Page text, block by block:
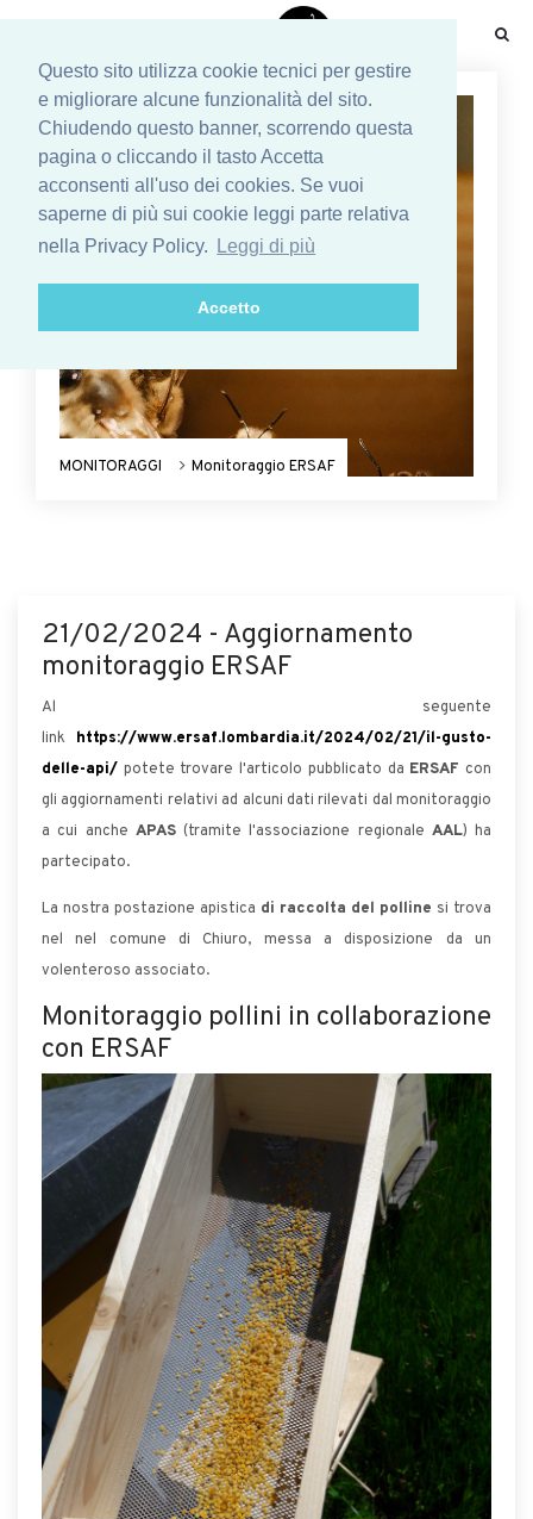
Questo sito utilizza cookie tecnici per gestire
e migliorare alcune funzionalità del sito.
Chiudendo questo banner, scorrendo questa
pagina o cliccando il tasto Accetta
acconsenti all'uso dei cookies. Se vuoi
saperne di più sui cookie leggi parte relativa
nella Privacy Policy.
Leggi di più
Accetto
MONITORAGGI Monitoraggio ERSAF
21/02/2024 - Aggiornamento
monitoraggio ERSAF
Al seguente
link https://www.ersaf.lombardia.it/2024/02/21/il-gusto-
delle-api/ potete trovare l'articolo pubblicato da ERSAF con
gli aggiornamenti relativi ad alcuni dati rilevati dal monitoraggio
a cui anche APAS(tramite l'associazione regionale AAL) ha
partecipato.
La nostra postazione apistica di raccolta del polline si trova
nel nel comune di Chiuro, messa a disposizione da un
volenteroso associato.
Monitoraggio pollini in collaborazione
con ERSAF